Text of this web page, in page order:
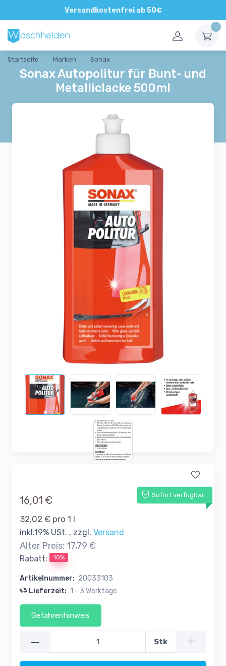
Versandkostenfrei ab 50€
Direkte und persönliche Beratung
Startseite Marken Sonax
Sonax Autopolitur für Bunt- und
Metalliclacke 500ml
Sofort verfügbar
16,01 €
32,02 € pro 1 l
inkl.19% USt. , zzgl. Versand
Alter Preis:17,79 €
Rabatt: 10%
Artikelnummer: 20033103
Lieferzeit: 1 - 3 Werktage
Gefahrenhinweis
— Stk